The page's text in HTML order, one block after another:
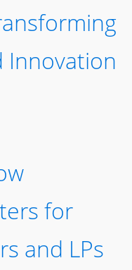
Innovation
for
and LPs